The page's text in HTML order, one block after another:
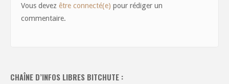
Vous devezêtre connecté(e) pour rédiger un
commentaire.
CHAÎNE D’INFOS LIBRES BITCHUTE :